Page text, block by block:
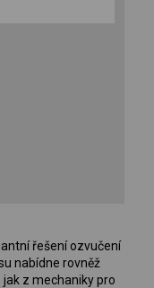
řešení ozvučení
nabídne rovněž
z mechaniky pro